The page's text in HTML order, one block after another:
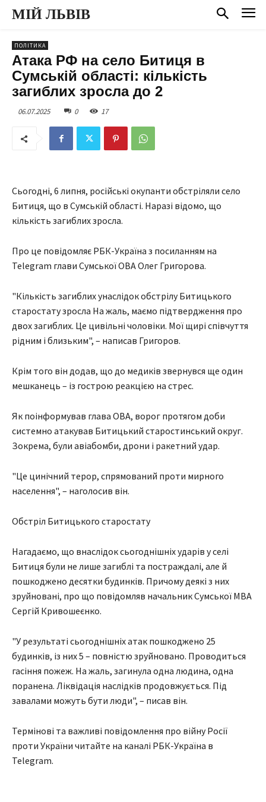
МІЙ ЛЬВІВ
ПОЛІТИКА
Атака РФ на село Битиця в
Сумській області: кількість
загиблих зросла до 2
06.07.2025 0 17
Сьогодні, 6 липня, російські окупанти обстріляли село
Битиця, що в Сумській області. Наразі відомо, що
кількість загиблих зросла.
Про це повідомляє РБК-Україна з посиланням на
Telegram глави Сумської ОВА Олег Григорова.
"Кількість загиблих унаслідок обстрілу Битицького
старостату зросла На жаль, маємо підтвердження про
двох загиблих. Це цивільні чоловіки. Мої щирі співчуття
рідним і близьким", – написав Григоров.
Крім того він додав, що до медиків звернувся ще один
мешканець – із гострою реакцією на стрес.
Як поінформував глава ОВА, ворог протягом доби
системно атакував Битицький старостинський округ.
Зокрема, були авіабомби, дрони і ракетний удар.
"Це цинічний терор, спрямований проти мирного
населення", – наголосив він.
Обстріл Битицького старостату
Нагадаємо, що внаслідок сьогоднішніх ударів у селі
Битиця були не лише загиблі та постраждалі, але й
пошкоджено десятки будинків. Причому деякі з них
зруйновані, про що повідомляв начальник Сумської МВА
Сергій Кривошеєнко.
"У результаті сьогоднішніх атак пошкоджено 25
будинків, із них 5 – повністю зруйновано. Проводиться
гасіння пожеж. На жаль, загинула одна людина, одна
поранена. Ліквідація наслідків продовжується. Під
завалами можуть бути люди", – писав він.
Термінові та важливі повідомлення про війну Росії
проти України читайте на каналі РБК-Україна в
Telegram.